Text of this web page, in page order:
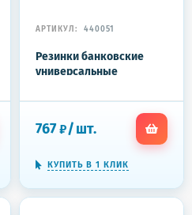
АРТИКУЛ: 440051
Резинки банковские
универсальные
BRAUBERG 1000 г,
цветные, натуральный
каучук, 440051
767 ₽/шт.
КУПИТЬ В 1 КЛИК